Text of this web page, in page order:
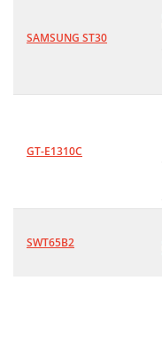
SAMSUNG ST30
GT-E1310C
SWT65B2